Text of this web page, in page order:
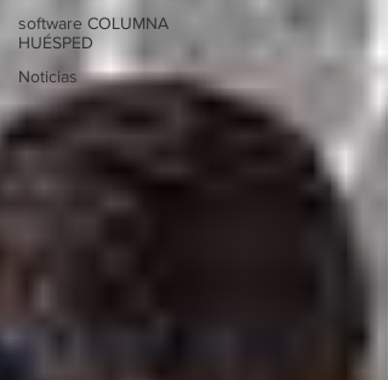
software COLUMNA
HUÉSPED
Noticias